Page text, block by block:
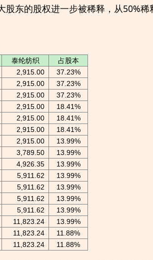
股东的股权进一步被稀释，从50%稀
泰纶纺织 占股本
2,915.00
37.23%
2,915.00
37.23%
2,915.00
37.23%
2,915.00
18.41%
2,915.00
18.41%
2,915.00
18.41%
2,915.00
13.99%
3,789.50
13.99%
4,926.35
13.99%
5,911.62
13.99%
5,911.62
13.99%
5,911.62
13.99%
5,911.62
13.99%
11,823.24
13.99%
11,823.24
11.88%
11,823.24 11.88%